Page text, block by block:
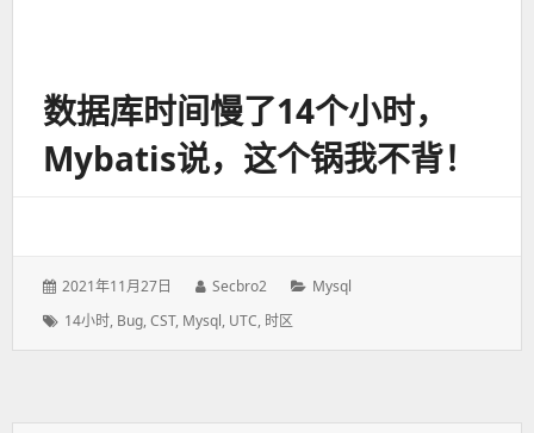
数据库时间慢了14个小时，
Mybatis说，这个锅我不背！
发
于：
2021年11月27日
作
Secbro2
分
Mysql
标
14小时, Bug,CST, Mysql, UTC, 时区